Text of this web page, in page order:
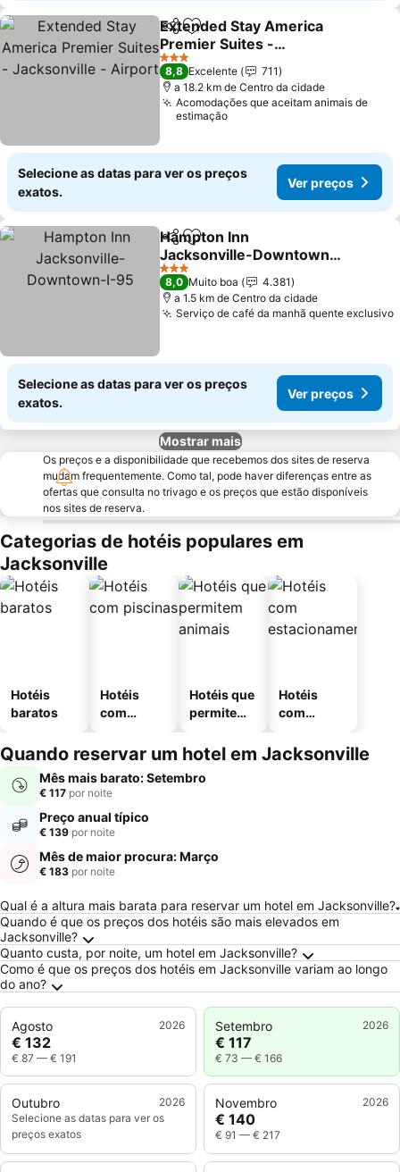
PartilharAdicionar aos favoritos
Extended Stay America
Premier Suites -
Jacksonville - Airport
Ver preços
3 Estrelas
8,8 Excelente
711
a 18.2 km de Centro da cidade
Acomodações que aceitam animais de
estimação
Selecione as datas para ver os preços
exatos.
Ver preços
PartilharAdicionar aos favoritos
Hampton Inn
Jacksonville-Downtown-
I-95
Ver preços
3 Estrelas
8,0 Muito boa
4.381
a 1.5 km de Centro da cidade
Serviço de café da manhã quente exclusivo
Selecione as datas para ver os preços
exatos.
Ver preços
Mostrar mais
Os preços e a disponibilidade que recebemos dos sites de reserva
mudam frequentemente. Como tal, pode haver diferenças entre as
ofertas que consulta no trivago e os preços que estão disponíveis
nos sites de reserva.
Categorias de hotéis populares em
Jacksonville
Hotéis
baratos
Hotéis
com
Hotéis que
permitem
Hotéis
com
mento
Quando reservar um hotel em Jacksonville
Mês mais barato: Setembro
€ 117 por noite
Preço anual típico
€ 139 por noite
Mês de maior procura: Março
€ 183 por noite
Perguntas Frequentes sobre Jacksonville
Qual é a altura mais barata para reservar um hotel em Jacksonville?
Quando é que os preços dos hotéis são mais elevados em
Jacksonville?
Quanto custa, por noite, um hotel em Jacksonville?
Como é que os preços dos hotéis em Jacksonville variam ao longo
do ano?
Agosto 2026
€ 132
€ 87 — € 191
Setembro 2026
€ 117
€ 73 — € 166
Outubro
2026
Selecione as datas para ver os
preços exatos
Novembro 2026
€ 140
€ 91 — € 217